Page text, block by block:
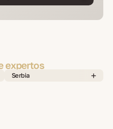
expertos
Serbia